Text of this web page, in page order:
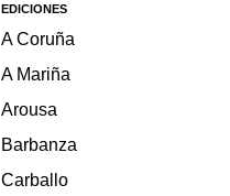
EDICIONES
A Coruña
A Mariña
Arousa
Barbanza
Carballo